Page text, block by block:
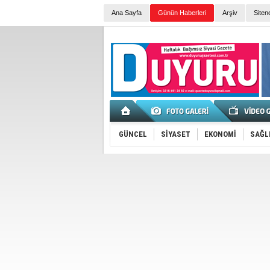
Ana Sayfa Günün Haberleri Arşiv
GÜNCEL SİYASET EKONOMİ